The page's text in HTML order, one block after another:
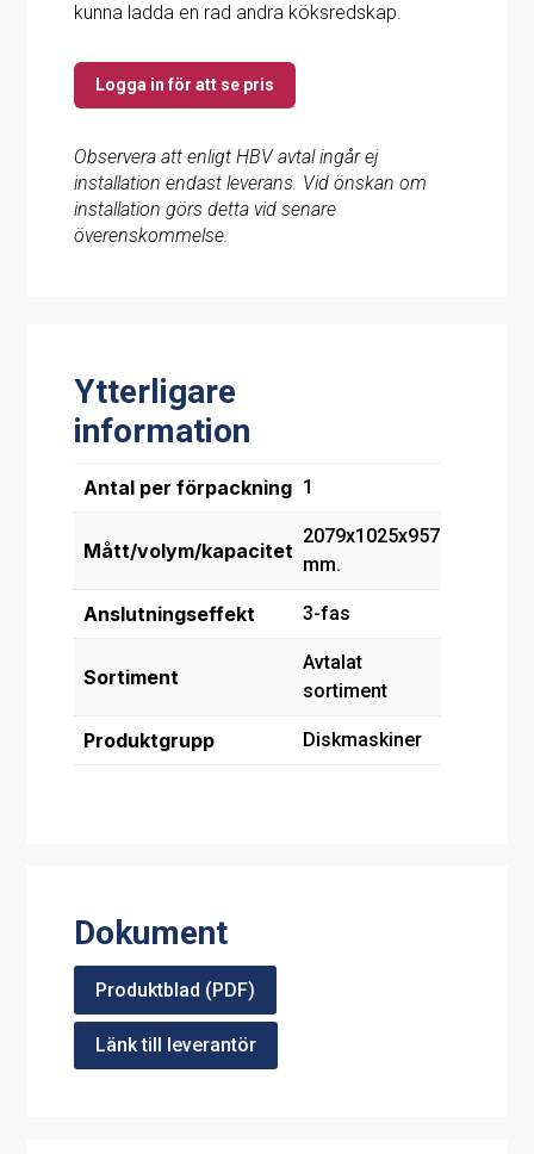
kunna ladda en rad andra köksredskap.
Logga in för att se pris
Observera att enligt HBV avtal ingår ej
installation endast leverans. Vid önskan om
installation görs detta vid senare
överenskommelse.
Ytterligare
information
Antal per förpackning 1
Mått/volym/kapacitet
2079x1025x957
mm.
Anslutningseffekt 3-fas
Sortiment
Avtalat
sortiment
Produktgrupp Diskmaskiner
Dokument
Produktblad (PDF)
Länk till leverantör